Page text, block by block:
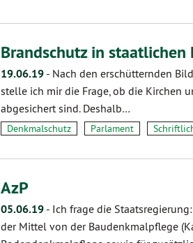
Brandschutz in staatlichen
19.06.19 - Nach den erschütternden
stelle ich mir die Frage, ob die Kirchen
abgesichert sind. Deshalb…
Denkmalschutz Parlament
AzP
05.06.19 - Ich frage die
der Mittel von der Baudenkmalpflege